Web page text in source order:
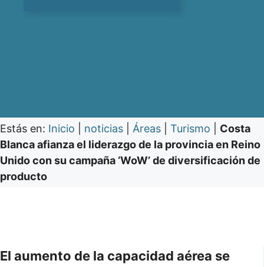
Estás en: Inicio noticias Áreas Turismo
Costa
Blanca afianza el liderazgo de la provincia en Reino
Unido con su campaña ‘WoW’ de diversificación de
producto
El aumento de la capacidad aérea se